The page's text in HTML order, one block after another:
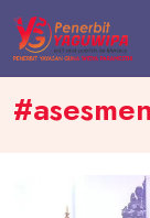
#asesmen